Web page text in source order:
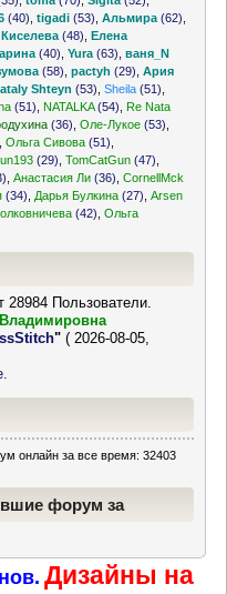
(40) ,tigadi (53) ,Альмира (62)
(48) ,Елена
(40) ,Yura (63) ,ваня_N
(58) ,pactyh (29) ,Ария
Shteyn (53) ,Sheila (51)
(51) NATALKA(54)
Re Nata
(36) ,Оле-Лукое (53)
,Ольга Сивова (51)
(29) ,TomCatGun (47)
,Анастасия Ли (36) ,CornellMck
(34) Дарья Булкина (27) ,Arsen
(42) ,Ольга
28984 Пользователи.
" ( 2026-08-05,
онлайн за все время: 32403
форум за
Дизайны на